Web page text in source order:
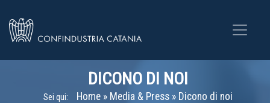
DICONO DI NOI
Sei qui: Home » Media & Press » Dicono di noi